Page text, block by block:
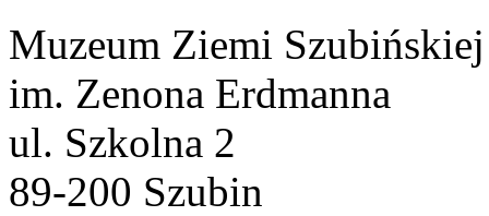
Muzeum Ziemi Szubińskiej
im. Zenona Erdmanna
ul. Szkolna 2
89-200 Szubin